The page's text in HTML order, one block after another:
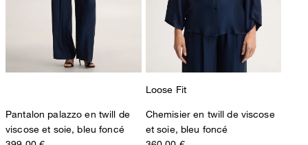
Pantalon palazzo en twill de
viscose et soie, bleu foncé
Loose Fit
Chemisier en twill de viscose
et soie, bleu foncé